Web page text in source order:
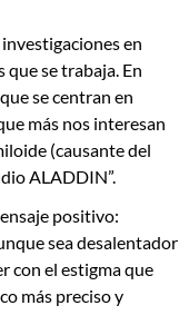
en
que se trabaja. En
se centran en
más nos interesan
(causante del
ALADDIN”.
positivo:
sea desalentador
con el estigma que
más preciso y